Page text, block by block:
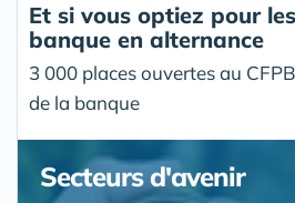
Et si vous optiez pour
banque en alternance
3 000 places ouvertes au
de la banque
Secteurs d'avenir